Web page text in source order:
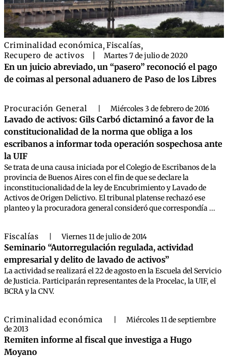
Criminalidad económica,Fiscalías,
Recupero de activos Martes 7 de julio de 2020
En un juicio abreviado, un “pasero” reconoció el pago
de coimas al personal aduanero de Paso de los Libres
Procuración General Miércoles 3 de febrero de 2016
Lavado de activos: Gils Carbó dictaminó a favor de la
constitucionalidad de la norma que obliga a los
escribanos a informar toda operación sospechosa ante
la UIF
Se trata de una causa iniciada por el Colegio de Escribanos de la
provincia de Buenos Aires con el fin de que se declare la
inconstitucionalidad de la ley de Encubrimiento y Lavado de
Activos de Origen Delictivo. El tribunal platense rechazó ese
planteo y la procuradora general consideró que correspondía ...
Fiscalías Viernes 11 de julio de 2014
Seminario “Autorregulación regulada, actividad
empresarial y delito de lavado de activos”
La actividad se realizará el 22 de agosto en la Escuela del Servicio
de Justicia. Participarán representantes de la Procelac, la UIF, el
BCRA y la CNV.
Criminalidad económica
Miércoles 11 de septiembre
de 2013
Remiten informe al fiscal que investiga a Hugo
Moyano